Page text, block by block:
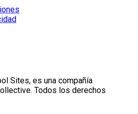
Sites, es una compañía
Todos los derechos